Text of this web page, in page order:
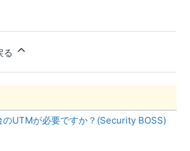
る
のUTMが必要ですか？(Security BOSS)